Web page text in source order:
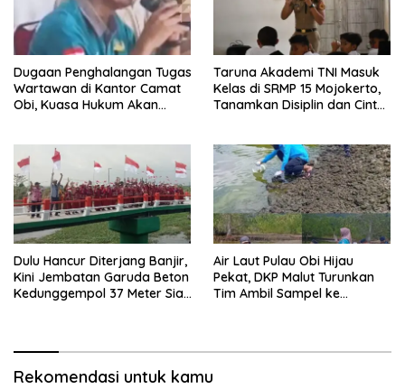
Dugaan Penghalangan Tugas
Wartawan di Kantor Camat
Obi, Kuasa Hukum Akan
Taruna Akademi TNI Masuk
Kelas di SRMP 15 Mojokerto,
Tanamkan Disiplin dan Cinta
Dulu Hancur Diterjang Banjir,
Kini Jembatan Garuda Beton
Kedunggempol 37 Meter Siap
Air Laut Pulau Obi Hijau
Pekat, DKP Malut Turunkan
Tim Ambil Sampel ke
Rekomendasi untuk kamu